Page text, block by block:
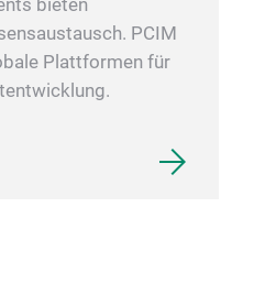
bieten
PCIM
Plattformen für